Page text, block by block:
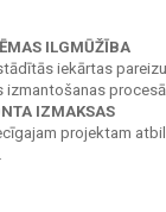
ILGMŪŽĪBA
iekārtas
procesā.
IZMAKSAS
projektam
visiem saviem